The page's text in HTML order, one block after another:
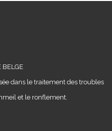
BELGE
dans le traitement des troubles
et le ronflement.